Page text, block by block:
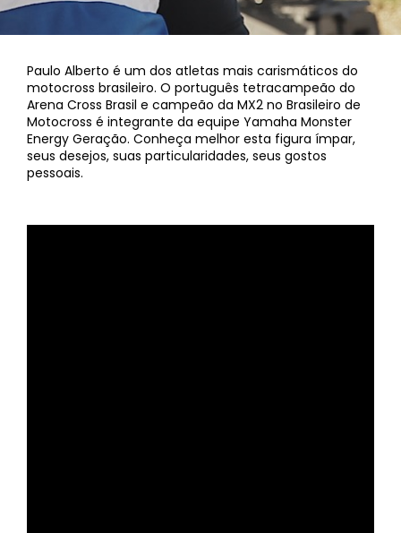
Paulo Alberto é um dos atletas mais carismáticos do
motocross brasileiro. O português tetracampeão do
Arena Cross Brasil e campeão da MX2 no Brasileiro de
Motocross é integrante da equipe Yamaha Monster
Energy Geração. Conheça melhor esta figura ímpar,
seus desejos, suas particularidades, seus gostos
pessoais.